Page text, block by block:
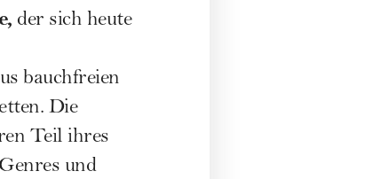
der sich heute
bauchfreien
Die
Teil ihres
und